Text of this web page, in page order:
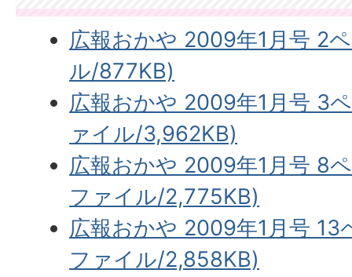
広報おかや 2009年1月号 2
ル/877KB)
広報おかや 2009年1月号 3
ァイル/3,962KB)
広報おかや 2009年1月号 8
ファイル/2,775KB)
広報おかや 2009年1月号 13
ファイル/2,858KB)